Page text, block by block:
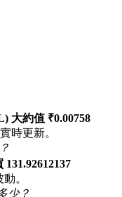
大約值 ₹0.00758
時更新。
。
少？